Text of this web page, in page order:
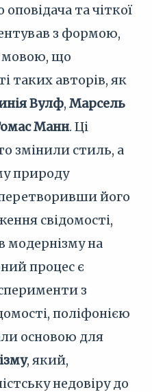
та чіткої
з формою,
мовою, що
таких авторів, як
Вулф, Марсель
Манн. Ці
змінили стиль, а
природу
його
свідомості,
модернізму на
процес є
з
поліфонією
основою для
, який,
недовіру до